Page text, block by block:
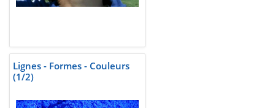
Lignes - Formes - Couleurs
(1/2)